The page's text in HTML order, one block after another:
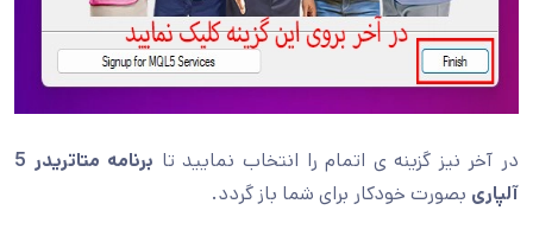
در آخر نیز گزینه ی اتمام را انتخاب نمایید تا
برنامه متاتریدر 5
آلپاری بصورت خودکار برای شما باز گردد.